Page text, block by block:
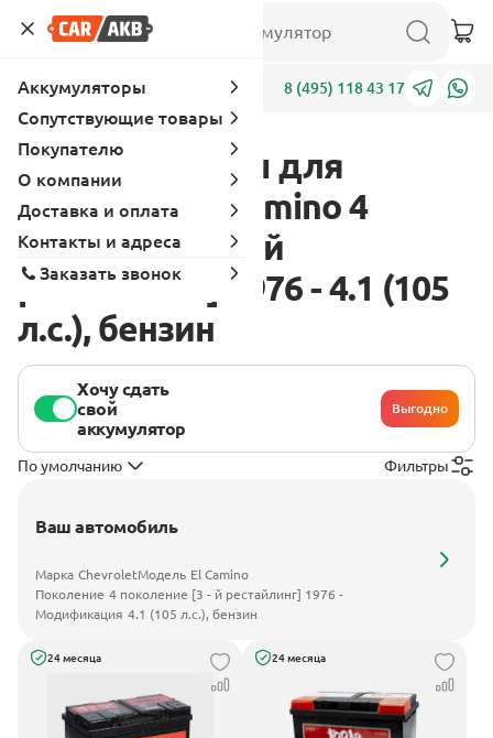
Адреса 8 (495) 118 43 17
Аккумуляторы для
Chevrolet El Camino 4
поколение [3 - й
рестайлинг] 1976 - 4.1 (105
л.с.), бензин
Хочу сдать
свой
аккумулятор
Выгодно
По умолчанию Фильтры
Ваш автомобиль
Марка ChevroletМодель El Camino
Поколение 4 поколение [3 - й рестайлинг] 1976 -
Модификация 4.1 (105 л.с.), бензин
24 месяца 24 месяца
Аккумуляторы
Сопутствующие товары
Покупателю
О компании
Доставка и оплата
Контакты и адреса
Заказать звонок